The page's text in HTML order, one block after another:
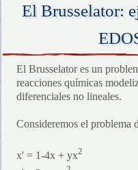
El Brusselator:
El Brusselator es un
reacciones químicas
diferenciales no lineales.
Consideremos el problema
x' = 1-4x + yx2